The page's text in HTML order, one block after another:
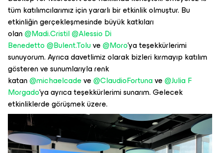
tüm katılımcılarımız için yararlı bir etkinlik olmuştur. Bu
etkinliğin gerçekleşmesinde büyük katkıları
olan@Madi.Cristil@Alessio Di
Benedetto@Bulent.Toluve@Moro’ya teşekkürlerimi
sunuyorum. Ayrıca davetlimiz olarak bizleri kırmayıp katılım
gösteren ve sunumlarıyla renk
katan@michaelcadeve@ClaudioFortunave@Julia F
Morgado’ya ayrıca teşekkürlerimi sunarım. Gelecek
etkinliklerde görüşmek üzere.